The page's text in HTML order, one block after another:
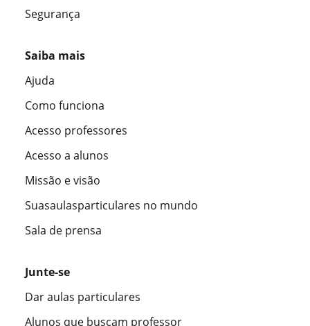
Segurança
Saiba mais
Ajuda
Como funciona
Acesso professores
Acesso a alunos
Missão e visão
Suasaulasparticulares no mundo
Sala de prensa
Junte-se
Dar aulas particulares
Alunos que buscam professor